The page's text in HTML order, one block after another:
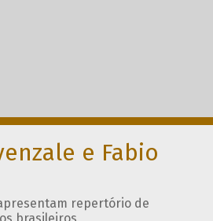
e Fabio
repertório de